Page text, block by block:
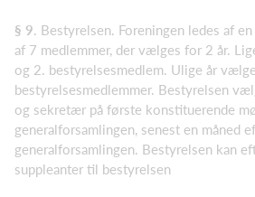
§ 9 . Bestyrelsen. Foreningen ledes af
af 7 medlemmer, der vælges for 2 år.
og 2. bestyrelsesmedlem. Ulige år
bestyrelsesmedlemmer. Bestyrelsen
og sekretær på første konstituerende
generalforsamlingen, senest en måned
generalforsamlingen. Bestyrelsen kan
suppleanter til bestyrelsen